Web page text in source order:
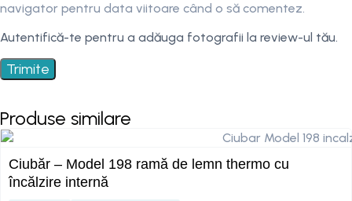
navigator pentru data viitoare când o să comentez.
Autentifică-te pentru a adăuga fotografii la review-ul tău.
Produse similare
Ciubăr – Model 198 ramă de lemn thermo cu
încălzire internă